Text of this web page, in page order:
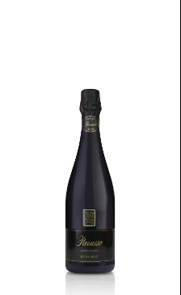
Discover